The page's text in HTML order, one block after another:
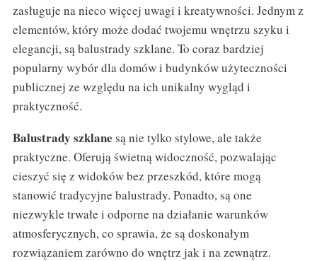
zasługuje na nieco więcej uwagi i kreatywności. Jednym z
elementów, który może dodać twojemu wnętrzu szyku i
elegancji, są balustrady szklane. To coraz bardziej
popularny wybór dla domów i budynków użyteczności
publicznej ze względu na ich unikalny wygląd i
praktyczność.
Balustrady szklane są nie tylko stylowe, ale także
praktyczne. Oferują świetną widoczność, pozwalając
cieszyć się z widoków bez przeszkód, które mogą
stanowić tradycyjne balustrady. Ponadto, są one
niezwykle trwałe i odporne na działanie warunków
atmosferycznych, co sprawia, że są doskonałym
rozwiązaniem zarówno do wnętrz jak i na zewnątrz.